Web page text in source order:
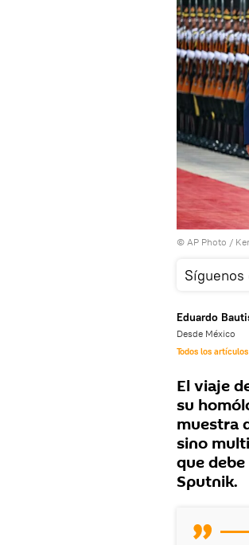
© AP Photo /
Síguenos
Eduardo
Desde México
Todos los artículos
El viaje
su
muestra
sino
que
Sputnik.